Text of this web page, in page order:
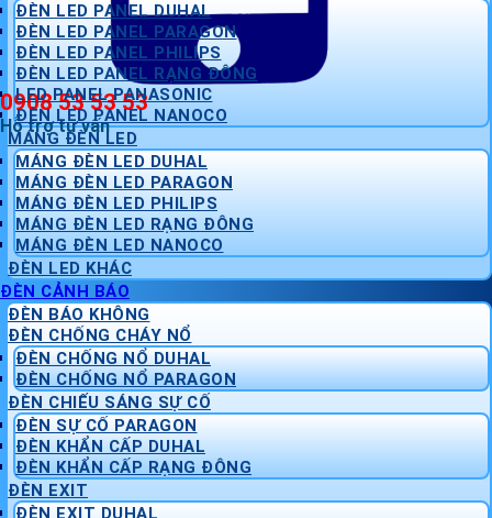
0908 53 53 53
Hỗ trợ tư vấn
ĐÈN LED PANEL DUHAL
ĐÈN LED PANEL PARAGON
ĐÈN LED PANEL PHILIPS
ĐÈN LED PANEL RẠNG ĐÔNG
LED PANEL PANASONIC
ĐÈN LED PANEL NANOCO
MÁNG ĐÈN LED
MÁNG ĐÈN LED DUHAL
MÁNG ĐÈN LED PARAGON
MÁNG ĐÈN LED PHILIPS
MÁNG ĐÈN LED RẠNG ĐÔNG
MÁNG ĐÈN LED NANOCO
ĐÈN LED KHÁC
ĐÈN CẢNH BÁO
ĐÈN BÁO KHÔNG
ĐÈN CHỐNG CHÁY NỔ
ĐÈN CHỐNG NỔ DUHAL
ĐÈN CHỐNG NỔ PARAGON
ĐÈN CHIẾU SÁNG SỰ CỐ
ĐÈN SỰ CỐ PARAGON
ĐÈN KHẨN CẤP DUHAL
ĐÈN KHẨN CẤP RẠNG ĐÔNG
ĐÈN EXIT
ĐÈN EXIT DUHAL